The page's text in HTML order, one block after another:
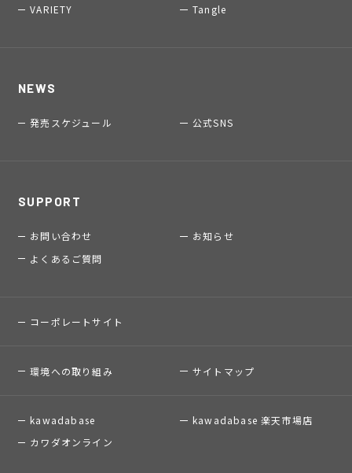
VARIETY
Tangle
NEWS
発売スケジュール 公式SNS
SUPPORT
お問い合わせ
お知らせ
よくあるご質問
コーポレートサイト
環境への取り組み サイトマップ
kawadabase
kawadabase 楽天市場店
カワダオンライン